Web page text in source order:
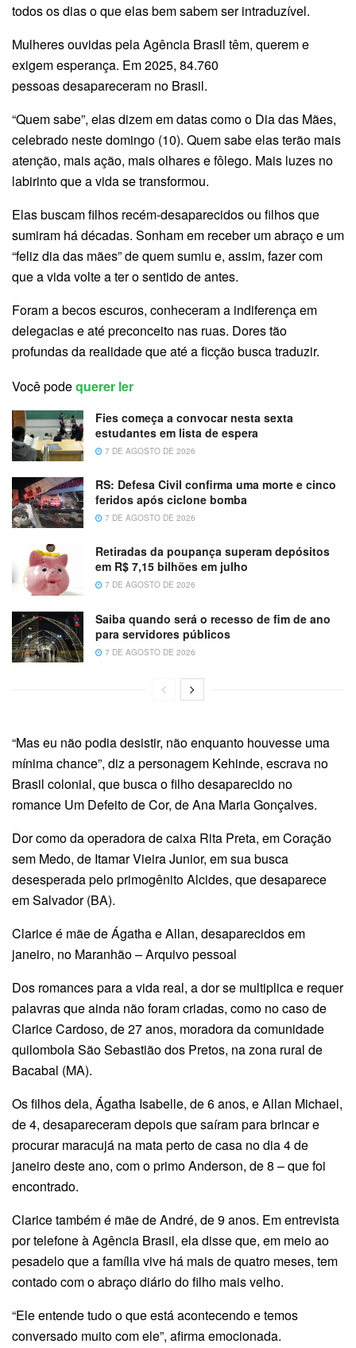
todos os dias o que elas bem sabem ser intraduzível.
Mulheres ouvidas pela Agência Brasil têm, querem e
exigem esperança. Em 2025, 84.760
pessoas desapareceram no Brasil.
“Quem sabe”, elas dizem em datas como o Dia das Mães,
celebrado neste domingo (10). Quem sabe elas terão mais
atenção, mais ação, mais olhares e fôlego. Mais luzes no
labirinto que a vida se transformou.
Elas buscam filhos recém-desaparecidos ou filhos que
sumiram há décadas. Sonham em receber um abraço e um
“feliz dia das mães” de quem sumiu e, assim, fazer com
que a vida volte a ter o sentido de antes.
Foram a becos escuros, conheceram a indiferença em
delegacias e até preconceito nas ruas. Dores tão
profundas da realidade que até a ficção busca traduzir.
Você podequerer ler
Fies começa a convocar nesta sexta
estudantes em lista de espera
7 DE AGOSTO DE 2026
RS: Defesa Civil confirma uma morte e cinco
feridos após ciclone bomba
7 DE AGOSTO DE 2026
Retiradas da poupança superam depósitos
em R$ 7,15 bilhões em julho
7 DE AGOSTO DE 2026
Saiba quando será o recesso de fim de ano
para servidores públicos
7 DE AGOSTO DE 2026
“Mas eu não podia desistir, não enquanto houvesse uma
mínima chance”, diz a personagem Kehinde, escrava no
Brasil colonial, que busca o filho desaparecido no
romance Um Defeito de Cor, de Ana Maria Gonçalves.
Dor como da operadora de caixa Rita Preta, em Coração
sem Medo, de Itamar Vieira Junior, em sua busca
desesperada pelo primogênito Alcides, que desaparece
em Salvador (BA).
Clarice é mãe de Ágatha e Allan, desaparecidos em
janeiro, no Maranhão – Arquivo pessoal
Dos romances para a vida real, a dor se multiplica e requer
palavras que ainda não foram criadas, como no caso de
Clarice Cardoso, de 27 anos, moradora da comunidade
quilombola São Sebastião dos Pretos, na zona rural de
Bacabal (MA).
Os filhos dela, Ágatha Isabelle, de 6 anos, e Allan Michael,
de 4, desapareceram depois que saíram para brincar e
procurar maracujá na mata perto de casa no dia 4 de
janeiro deste ano, com o primo Anderson, de 8 – que foi
encontrado.
Clarice também é mãe de André, de 9 anos. Em entrevista
por telefone à Agência Brasil, ela disse que, em meio ao
pesadelo que a família vive há mais de quatro meses, tem
contado com o abraço diário do filho mais velho.
“Ele entende tudo o que está acontecendo e temos
conversado muito com ele”, afirma emocionada.